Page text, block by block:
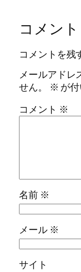
コメント
コメントを残
メールアドレ
せん。
※ が
コメント ※
名前 ※
メール ※
サイト